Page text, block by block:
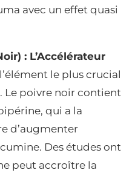
avec un effet quasi
: L’Accélérateur
l’élément le plus crucial
Le poivre noir contient
qui a la
d’augmenter
Des études ont
peut accroître la